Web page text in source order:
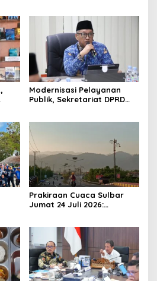
Modernisasi Pelayanan
Publik, Sekretariat DPRD
Prakiraan Cuaca Sulbar
Jumat 24 Juli 2026: